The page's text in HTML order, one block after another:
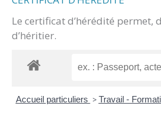
Le certificat d’hérédité permet,
d’héritier.
Accueil particuliers > Travail -